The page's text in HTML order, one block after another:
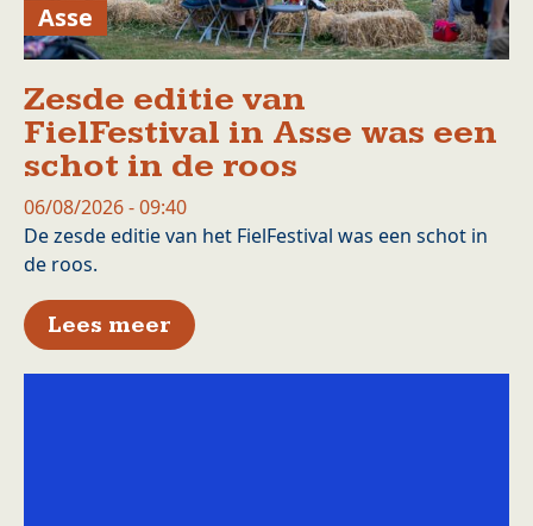
Asse
Zesde editie van
FielFestival in Asse was een
schot in de roos
06/08/2026 - 09:40
De zesde editie van het FielFestival was een schot in
de roos.
Lees meer over Zesde editie van